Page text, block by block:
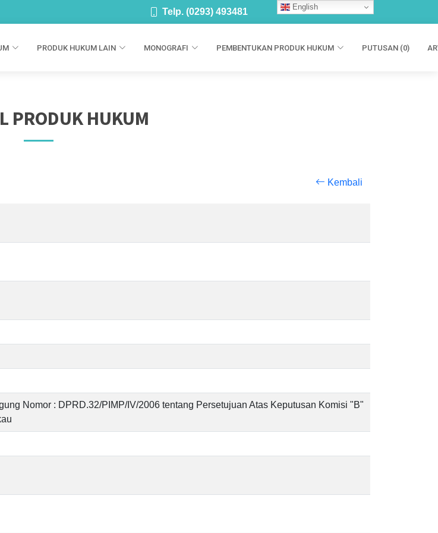
English
Telp. (0293) 493481
PRODUK HUKUM LAIN MONOGRAFI PEMBENTUKAN PRODUK HUKUM PUTUSAN (0)
PRODUK HUKUM
Kembali
Nomor : DPRD.32/PIMP/IV/2006 tentang Persetujuan Atas Keputusan Komisi "B"